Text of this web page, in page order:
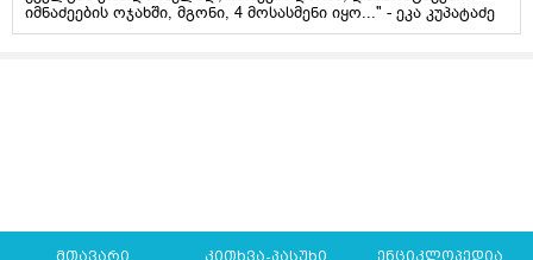
იმნაძეების ოჯახში, მგონი, 4 მოსასმენი იყო..." - ეკა კუპატაძე
მთავარი კითხვა-პასუხი ენციკლოპედია